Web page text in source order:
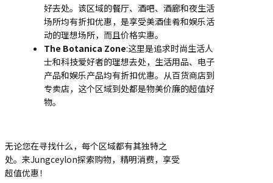
好去处。该区域的餐厅、酒吧、酒廊和夜生活
场所均有折扣优惠，是享受美酒佳肴和娱乐活
动的理想场所，而且价格实惠。
The Botanica Zone:这里是追求时尚生活人
士和科技爱好者的理想去处，生活用品、电子
产品和娱乐产品均有折扣优惠。从百货商店到
专卖店，这个区域到处都是物美价廉的超值好
物。
无论您在寻找什么，每个区域都有其独特之
处。来Jungceylon探索购物，精明消费，享受
超值优惠！